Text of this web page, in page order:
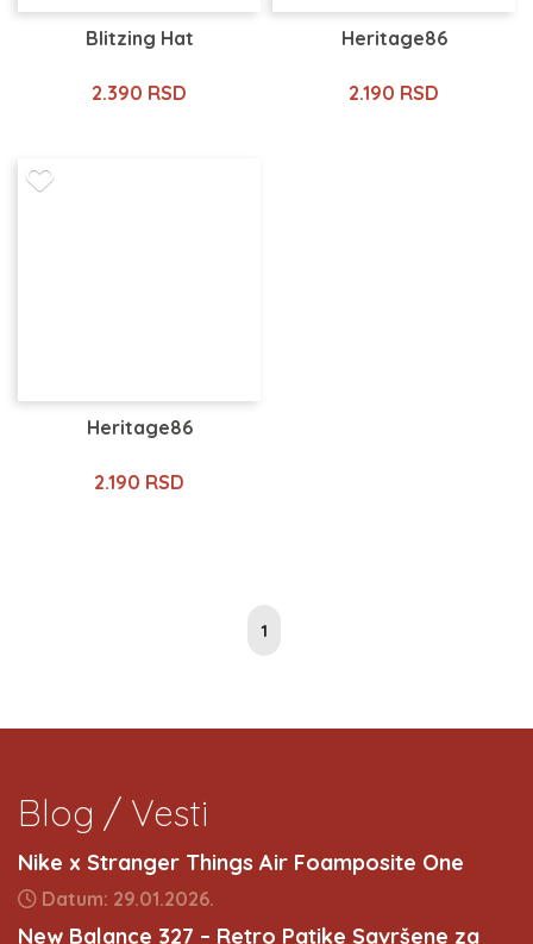
Blitzing Hat
2.390 RSD
Heritage86
2.190 RSD
Heritage86
2.190 RSD
1
Blog / Vesti
Nike x Stranger Things Air Foamposite One
Datum: 29.01.2026.
New Balance 327 – Retro Patike Savršene za